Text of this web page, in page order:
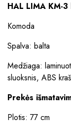
HAL LIMA KM-
Komoda
Spalva: balta
Medžiaga:
sluoksnis, ABS
Prekės
Plotis: 77 cm